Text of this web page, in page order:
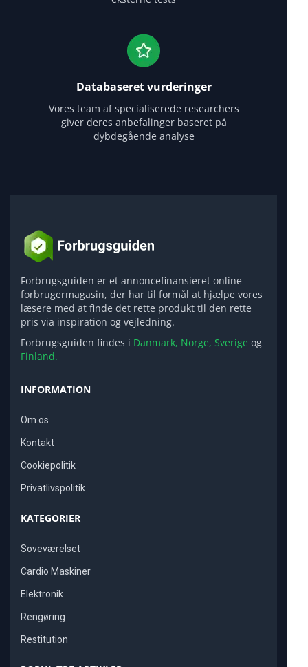
Databaseret vurderinger
Vores team af specialiserede researchers
giver deres anbefalinger baseret på
dybdegående analyse
Forbrugsguiden er et annoncefinansieret online
forbrugermagasin, der har til formål at hjælpe vores
læsere med at finde det rette produkt til den rette
pris via inspiration og vejledning.
Forbrugsguiden findes i Danmark, Norge, Sverige og
Finland.
INFORMATION
Om os
Kontakt
Cookiepolitik
Privatlivspolitik
KATEGORIER
Soveværelset
Cardio Maskiner
Elektronik
Rengøring
Restitution